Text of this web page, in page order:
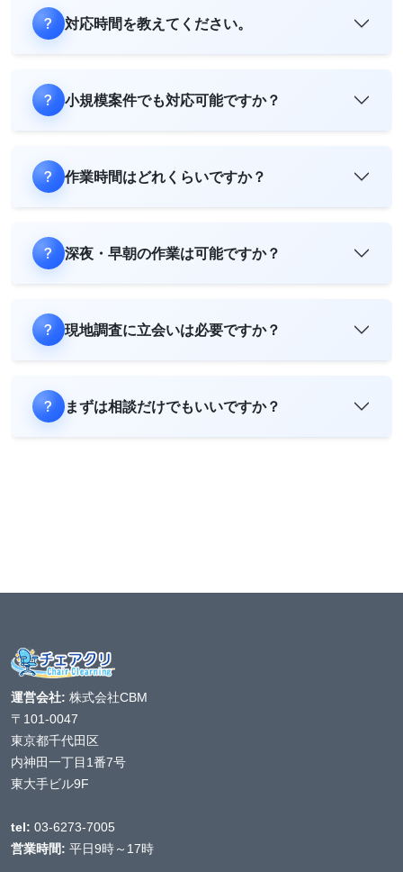
対応時間を教えてください。
小規模案件でも対応可能ですか？
作業時間はどれくらいですか？
深夜・早朝の作業は可能ですか？
現地調査に立会いは必要ですか？
まずは相談だけでもいいですか？
運営会社: 株式会社CBM
〒101-0047
東京都千代田区
内神田一丁目1番7号
東大手ビル9F
tel: 03-6273-7005
営業時間: 平日9時～17時